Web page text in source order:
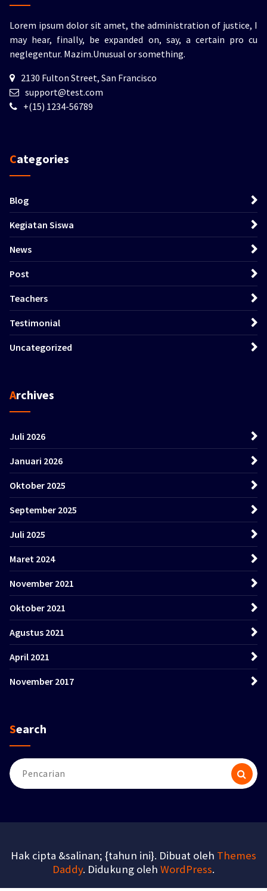
Lorem ipsum dolor sit amet, the administration of justice, I
may hear, finally, be expanded on, say, a certain pro cu
neglegentur. Mazim.Unusual or something.
2130 Fulton Street, San Francisco
support@test.com
+(15) 1234-56789
Categories
Blog
Kegiatan Siswa
News
Post
Teachers
Testimonial
Uncategorized
Archives
Juli 2026
Januari 2026
Oktober 2025
September 2025
Juli 2025
Maret 2024
November 2021
Oktober 2021
Agustus 2021
April 2021
November 2017
Search
Pencarian
untuk:
Hak cipta &salinan; {tahun ini}. Dibuat oleh Themes
Daddy. Didukung oleh WordPress.